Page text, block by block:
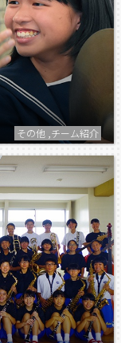
その他 ,チーム紹介